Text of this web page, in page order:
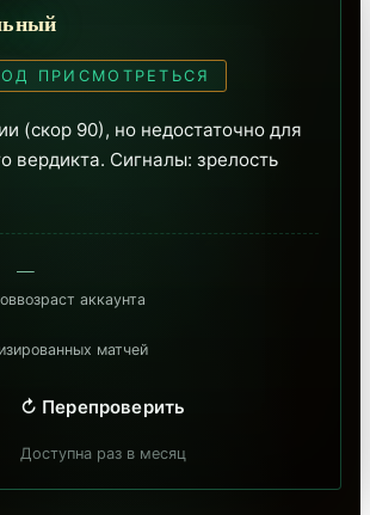
ПРИСМОТРЕТЬСЯ
(скор 90), но недостаточно для
вердикта. Сигналы: зрелость
—
возраст аккаунта
матчей
↻ Перепроверить
Доступна раз в месяц